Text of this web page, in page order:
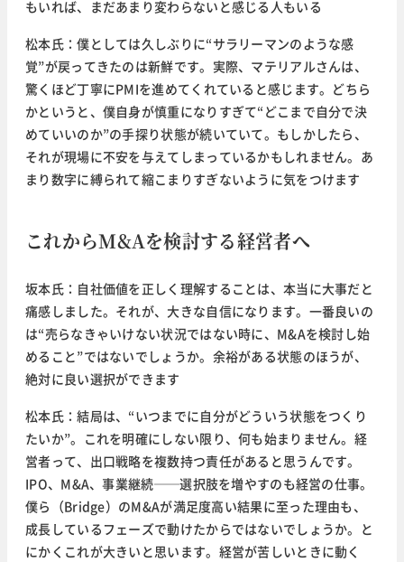
もいれば、まだあまり変わらないと感じる人もいる
松本氏：僕としては久しぶりに“サラリーマンのような感
覚”が戻ってきたのは新鮮です。実際、マテリアルさんは、
驚くほど丁寧にPMIを進めてくれていると感じます。どちら
かというと、僕自身が慎重になりすぎて“どこまで自分で決
めていいのか”の手探り状態が続いていて。もしかしたら、
それが現場に不安を与えてしまっているかもしれません。あ
まり数字に縛られて縮こまりすぎないように気をつけます
これからM&Aを検討する経営者へ
坂本氏：自社価値を正しく理解することは、本当に大事だと
痛感しました。それが、大きな自信になります。一番良いの
は“売らなきゃいけない状況ではない時に、M&Aを検討し始
めること”ではないでしょうか。余裕がある状態のほうが、
絶対に良い選択ができます
松本氏：結局は、“いつまでに自分がどういう状態をつくり
たいか”。これを明確にしない限り、何も始まりません。経
営者って、出口戦略を複数持つ責任があると思うんです。
IPO、M&A、事業継続──選択肢を増やすのも経営の仕事。
僕ら（Bridge）のM&Aが満足度高い結果に至った理由も、
成長しているフェーズで動けたからではないでしょうか。と
にかくこれが大きいと思います。経営が苦しいときに動く